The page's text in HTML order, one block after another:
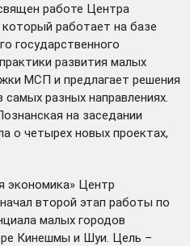
работе Центра
работает на базе
государственного
развития малых
МСП и предлагает решения
разных направлениях.
на заседании
о четырех новых проектах,
экономика» Центр
второй этап работы по
малых городов
Кинешмы и Шуи. Цель –